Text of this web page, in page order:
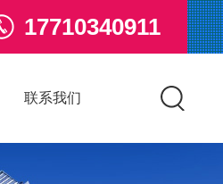
17710340911
联系我们